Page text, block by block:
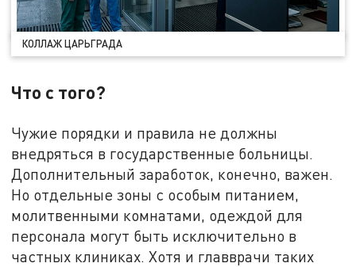
КОЛЛАЖ ЦАРЬГРАДА
Что с того?
Чужие порядки и правила не должны
внедряться в государственные больницы.
Дополнительный заработок, конечно, важен.
Но отдельные зоны с особым питанием,
молитвенными комнатами, одеждой для
персонала могут быть исключительно в
частных клиниках. Хотя и главврачи таких